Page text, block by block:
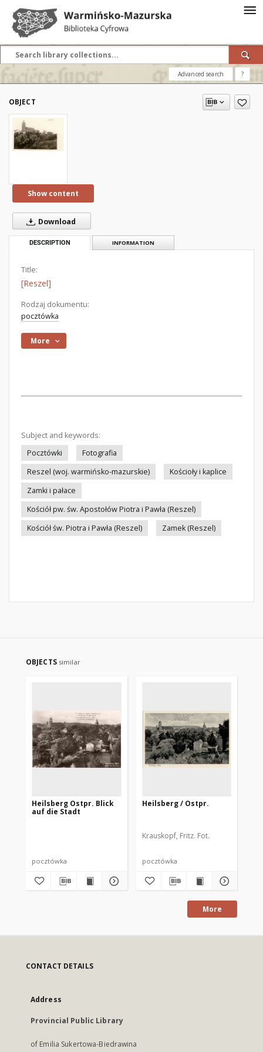
Advanced search ?
OBJECT
Show content
Download
DESCRIPTION INFORMATION
Title:
[Reszel]
Rodzaj dokumentu:
pocztówka
More
Subject and keywords:
Pocztówki
Fotografia
Reszel (woj. warmińsko-mazurskie)
Kościoły i kaplice
Zamki i pałace
Kościół pw. św. Apostołów Piotra i Pawła (Reszel)
Kościół św. Piotra i Pawła (Reszel)
Zamek (Reszel)
OBJECTS similar
Heilsberg Ostpr. Blick
auf die Stadt
pocztówka
Heilsberg / Ostpr.
Krauskopf, Fritz. Fot.
pocztówka
More
CONTACT DETAILS
Address
Provincial Public Library
of Emilia Sukertowa-Biedrawina